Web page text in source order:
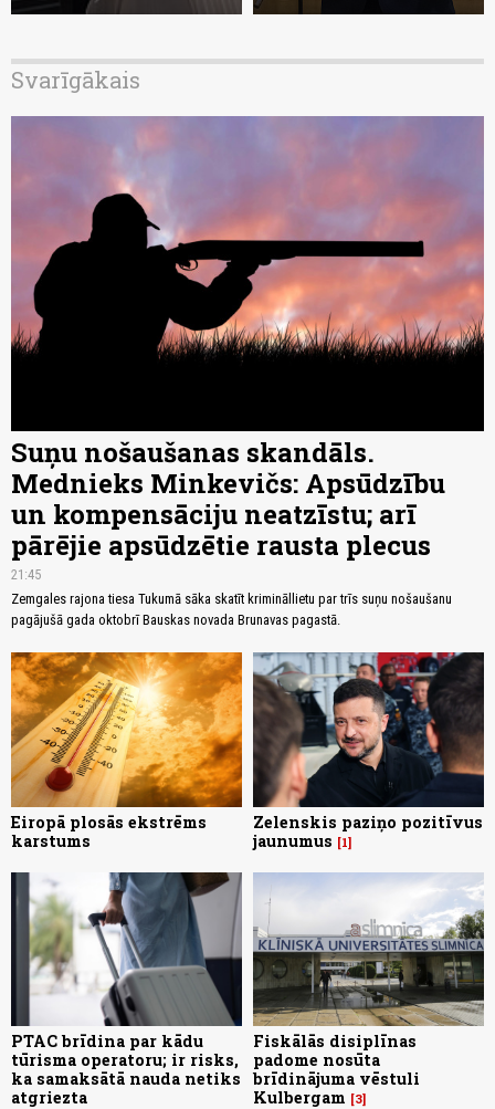
Svarīgākais
Suņu nošaušanas skandāls.
Mednieks Minkevičs: Apsūdzību
un kompensāciju neatzīstu; arī
pārējie apsūdzētie rausta plecus
21:45
Zemgales rajona tiesa Tukumā sāka skatīt krimināllietu par trīs suņu nošaušanu
pagājušā gada oktobrī Bauskas novada Brunavas pagastā.
Eiropā plosās ekstrēms
karstums
Zelenskis paziņo pozitīvus
jaunumus
1
PTAC brīdina par kādu
tūrisma operatoru; ir risks,
ka samaksātā nauda netiks
atgriezta
Fiskālās disiplīnas
padome nosūta
brīdinājuma vēstuli
Kulbergam
3